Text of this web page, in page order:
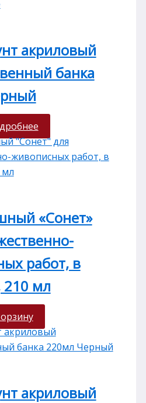
акриловый
банка
«Сонет»
работ, в
210 мл
акриловый